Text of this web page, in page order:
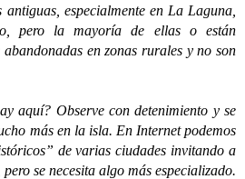
antiguas, especialmente en La Laguna,
pero la mayoría de ellas o están
en zonas rurales y no son
Observe con detenimiento y se
más en la isla. En Internet podemos
de varias ciudades invitando a
se necesita algo más especializado.